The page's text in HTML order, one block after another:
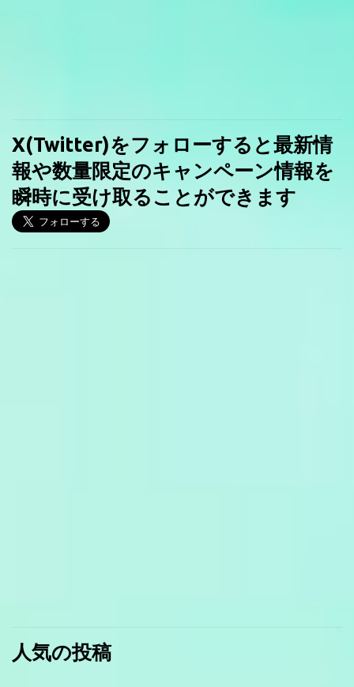
X(Twitter)をフォローすると最新情
報や数量限定のキャンペーン情報を
瞬時に受け取ることができます
人気の投稿